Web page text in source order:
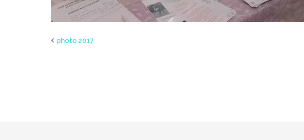
photo 2017